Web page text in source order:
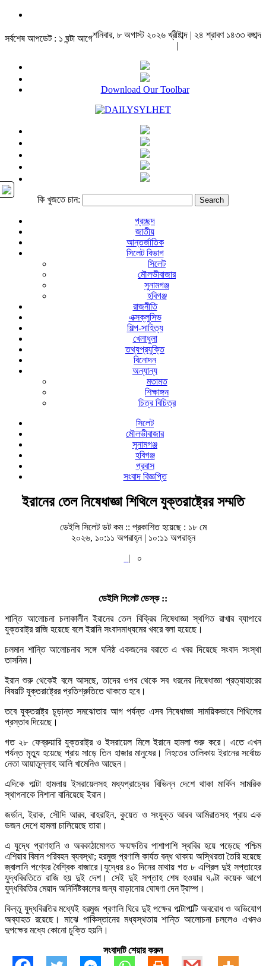
সর্বশেষ আপডেট : ১ ঘন্টা আগেশনিবার, ৮ অগাস্ট ২০২৬ খ্রীষ্টাব্দ | ২৪ শ্রাবণ ১৪৩৩ বঙ্গাব্দ
|
Download Our Toolbar
কি খুজতে চান:
প্রচ্ছদ
জাতীয়
আন্তর্জাতিক
সিলেট বিভাগ
সিলেট
মৌলভীবাজার
সুনামগঞ্জ
হবিগঞ্জ
রাজনীতি
এক্সক্লুসিভ
শিল্প-সাহিত্য
খেলাধুলা
তথ্যপ্রযুক্তি
বিনোদন
অন্যান্য
মতামত
শিক্ষাঙ্গন
চিত্র বিচিত্র
সিলেট
মৌলভীবাজার
সুনামগঞ্জ
হবিগঞ্জ
প্রবাস
সংবাদ বিজ্ঞপ্তি
ইরানের তেল নিষেধাজ্ঞা শিথিলে যুক্তরাষ্ট্রের সম্মতি
ডেইলি সিলেট ডট কম :: প্রকাশিত হয়েছে : ১৮ মে
২০২৬, ১০:১১ অপরাহ্ন | ১০:১১ অপরাহ্ন
|
০
ডেইলি সিলেট ডেস্ক ::
শান্তি আলোচনা চলাকালীন ইরানের তেল বিক্রির নিষেধাজ্ঞা স্থগিত রাখার ব্যাপারে
যুক্তরাষ্ট্র রাজি হয়েছে বলে ইরানি সংবাদমাধ্যমের খবরে বলা হয়েছে।
চলমান শান্তি আলোচনার সঙ্গে ঘনিষ্ঠ একজনের বরাতে এ খবর দিয়েছে সংবাদ সংস্থা
তাসনিম।
ইরান শুরু থেকেই বলে আসছে, তাদের ওপর থেকে সব ধরনের নিষেধাজ্ঞা প্রত্যাহারের
বিষয়টি যুক্তরাষ্ট্রের প্রতিশ্রুতিতে থাকতে হবে।
তবে যুক্তরাষ্ট্র চূড়ান্ত সমঝোতার আগ পর্যন্ত এসব নিষেধাজ্ঞা সাময়িকভাবে শিথিলের
প্রস্তাব দিয়েছে।
গত ২৮ ফেব্রুয়ারি যুক্তরাষ্ট্র ও ইসরায়েল মিলে ইরানে হামলা শুরু করে। এতে এখন
পর্যন্ত মৃত্যু হয়েছে প্রায় সাড়ে তিন হাজার মানুষের। নিহতের তালিকায় ইরানের সর্বোচ্চ
নেতা আয়াতুল্লাহ আলি খামেনিও আছেন।
এদিকে পাল্টা হামলায় ইসরায়েলসহ মধ্যপ্রাচ্যের বিভিন্ন দেশে থাকা মার্কিন সামরিক
স্থাপনাকে নিশানা বানিয়েছে ইরান।
জর্ডান, ইরাক, সৌদি আরব, বাহরাইন, কুয়েত ও সংযুক্ত আরব আমিরাতসহ প্রায় এক
ডজন দেশে হামলা চালিয়েছে তারা।
এ যুদ্ধে প্রাণহানি ও অবকাঠামোগত ক্ষয়ক্ষতির পাশাপাশি স্থবির হয়ে পড়েছে পশ্চিম
এশিয়ার বিমান পরিবহন ব্যবস্থা; হরমুজ প্রণালি কার্যত বন্ধ থাকায় অস্থিরতা তৈরি হয়েছে
জ্বালানি পণ্যের বৈশ্বিক বাজারে।যুদ্ধের ৪০ দিনের মাথায় গত ৮ এপ্রিল দুই সপ্তাহের
যুদ্ধবিরতিতে রাজি হয় দুই দেশ। সেই দুই সপ্তাহ শেষ হওয়ার ঘণ্টা কয়েক আগে
যুদ্ধবিরতির মেয়াদ অনির্দিষ্টকালের জন্য বাড়ানোর ঘোষণা দেন ট্রাম্প।
কিন্তু যুদ্ধবিরতির মধ্যেই হরমুজ প্রণালি ঘিরে দুই পক্ষের পাল্টাপাল্টি অবরোধ ও অভিযোগ
অব্যাহত রয়েছে। মাঝে পাকিস্তানের মধ্যস্থতায় শান্তি আলোচনা চললেও এখনও
দুপক্ষের মধ্যে কোনো চুক্তি হয়নি।
সংবাদটি শেয়ার করুন